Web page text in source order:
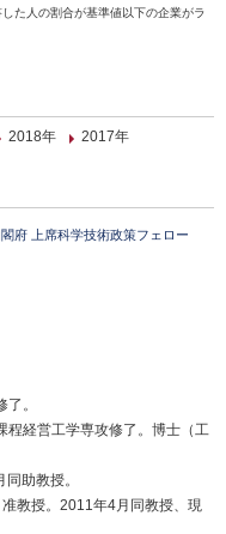
た人の割合が基準値以下の企業がラ
2018年 2017年
府 上席科学技術政策フェロー
。
程経営工学専攻修了。博士（工
助教授。
教授。2011年4月同教授、現